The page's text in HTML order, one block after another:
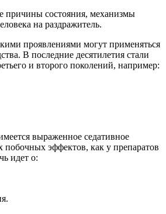
причины состояния, механизмы
на раздражитель.
проявлениями могут применяться
В последние десятилетия стали
и второго поколений, например:
выраженное седативное
побочных эффектов, как у препаратов
идет о: